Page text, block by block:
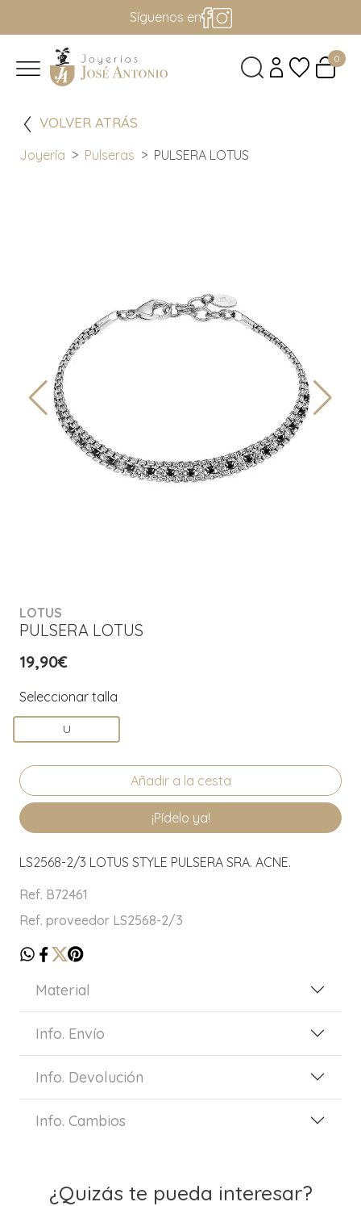
Síguenos en
0
VOLVER ATRÁS
Joyería Pulseras PULSERA LOTUS
LOTUS
PULSERA LOTUS
19,90€
Seleccionar talla
U
¡Pídelo ya!
LS2568-2/3 LOTUS STYLE PULSERA SRA. ACNE.
Ref. B72461
Ref. proveedor LS2568-2/3
Material
Info. Envío
Info. Devolución
Info. Cambios
¿Quizás te pueda interesar?